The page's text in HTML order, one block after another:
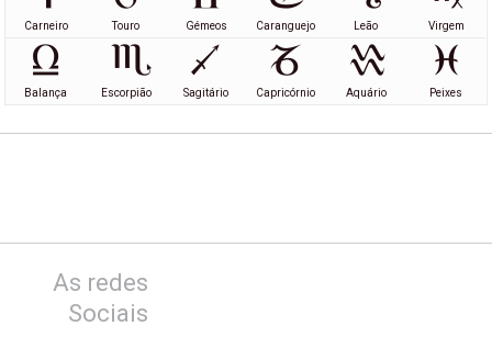
Carneiro Touro Gémeos Caranguejo Leão Virgem
Balança Escorpião Sagitário Capricórnio Aquário Peixes
As redes
Sociais